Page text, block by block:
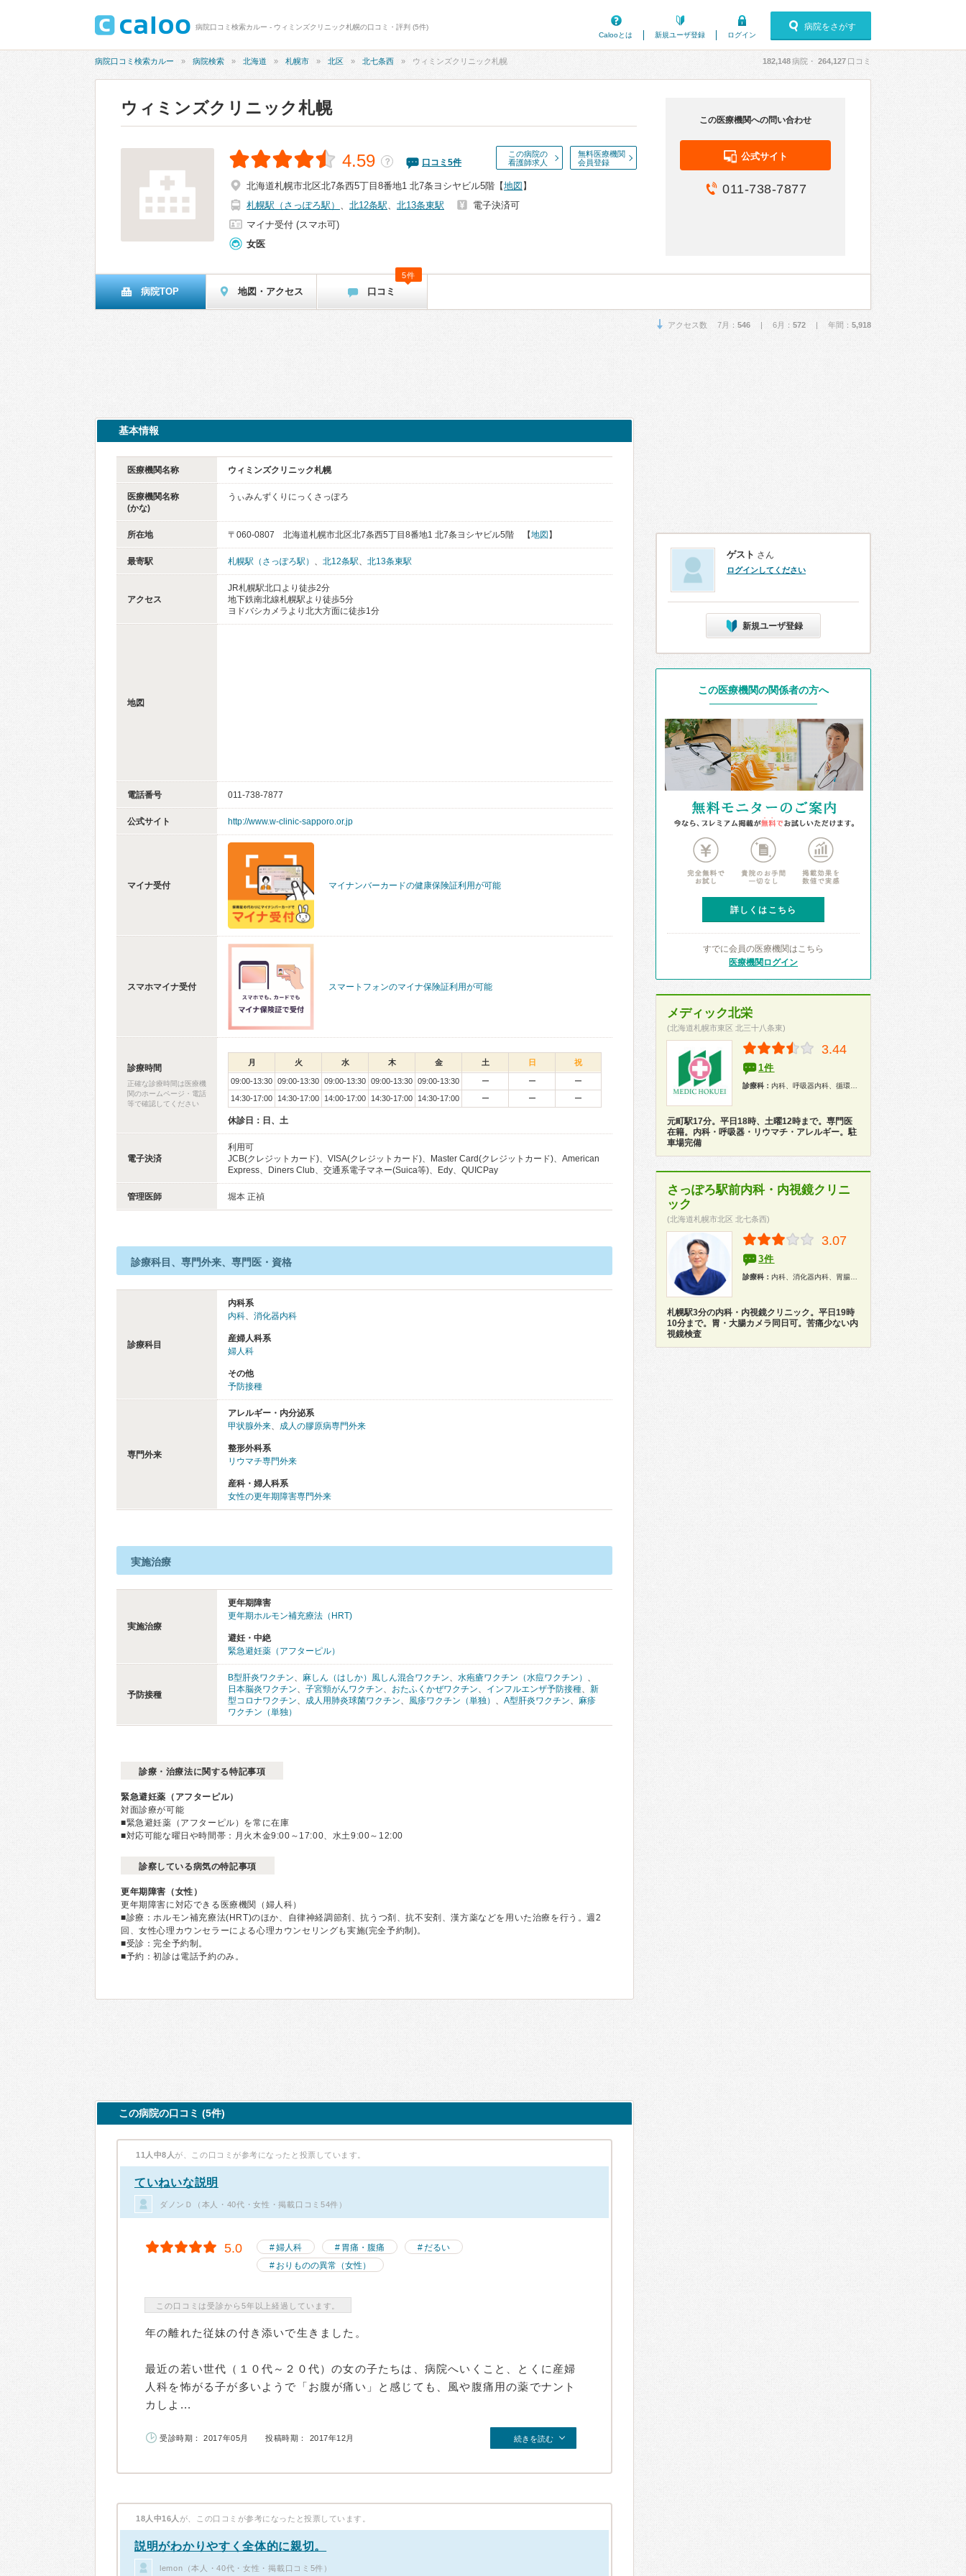
病院口コミ検索カルー - ウィミンズクリニック札幌の口コミ・評判 (5件)
Calooとは
新規ユーザ登録 ログイン
病院をさがす
病院口コミ検索カルー 病院検索 北海道 札幌市 北区 北七条西 ウィミンズクリニック札幌 182,148病院・ 264,127 口コミ
ウィミンズクリニック札幌
この病院の
看護師求人
無料医療機関
会員登録
4.59 ？ 口コミ 5件
北海道札幌市北区北7条西5丁目8番地1 北7条ヨシヤビル5階 【地図 】
札幌駅（さっぽろ駅） 、 北12条駅、 北13条東駅
電子決済可
マイナ受付 (スマホ可)
女医
この医療機関への問い合わせ
公式サイト
011-738-7877
病院TOP 地図・アクセス 口コミ
5件
アクセス数 7月： 546 | 6月： 572 | 年間： 5,918
基本情報
医療機関名称 ウィミンズクリニック札幌
医療機関名称
(かな)
うぃみんずくりにっくさっぽろ
所在地 〒060-0807 北海道札幌市北区北7条西5丁目8番地1 北7条ヨシヤビル5階 【地図 】
最寄駅 札幌駅（さっぽろ駅） 、 北12条駅、 北13条東駅
アクセス
JR札幌駅北口より徒歩2分
地下鉄南北線札幌駅より徒歩5分
ヨドバシカメラより北大方面に徒歩1分
地図
電話番号 011-738-7877
公式サイト http://www.w-clinic-sapporo.or.jp
マイナ受付 マイナンバーカードの健康保険証利用が可能
スマホマイナ受付 スマートフォンのマイナ保険証利用が可能
診療時間
正確な診療時間は医療機
関のホームページ・電話
等で確認してください
月 火 水 木 金 土 日 祝
09:00-13:30 09:00-13:30 09:00-13:30 09:00-13:30 09:00-13:30 ー ー
ー
14:30-17:00
14:30-17:00 14:00-17:00 14:30-17:00 14:30-17:00 ー ー ー
休診日：日、土
電子決済
利用可
JCB(クレジットカード)、VISA(クレジットカード)、Master Card(クレジットカード)、American
Express、Diners Club、交通系電子マネー(Suica等)、Edy、QUICPay
管理医師 堀本 正禎
診療科目、専門外来、専門医・資格
診療科目
内科系
内科、 消化器内科
産婦人科系
婦人科
その他
予防接種
専門外来
アレルギー・内分泌系
甲状腺外来、 成人の膠原病専門外来
整形外科系
リウマチ専門外来
産科・婦人科系
女性の更年期障害専門外来
実施治療
実施治療
更年期障害
更年期ホルモン補充療法（HRT)
避妊・中絶
緊急避妊薬（アフターピル）
予防接種
B型肝炎ワクチン、 麻しん（はしか）風しん混合ワクチン、 水疱瘡ワクチン（水痘ワクチン） 、
日本脳炎ワクチン、 子宮頸がんワクチン、 おたふくかぜワクチン、 インフルエンザ予防接種、 新
型コロナワクチン、 成人用肺炎球菌ワクチン、 風疹ワクチン（単独） 、 A型肝炎ワクチン、 麻疹
ワクチン（単独）
診療・治療法に関する特記事項
緊急避妊薬（アフターピル）
対面診療が可能
■緊急避妊薬（アフターピル）を常に在庫
■対応可能な曜日や時間帯：月火木金9:00～17:00、水土9:00～12:00
診察している病気の特記事項
更年期障害（女性）
更年期障害に対応できる医療機関（婦人科）
■診療：ホルモン補充療法(HRT)のほか、自律神経調節剤、抗うつ剤、抗不安剤、漢方薬などを用いた治療を行う。週2
回、女性心理カウンセラーによる心理カウンセリングも実施(完全予約制)。
■受診：完全予約制。
■予約：初診は電話予約のみ。
この病院の口コミ (5件)
11人中8人 が、この口コミが参考になったと投票しています。
ていねいな説明
ダノンＤ（本人・40代・女性・掲載口コミ54件）
5.0 婦人科 胃痛・腹痛
だるい
おりものの異常（女性）
この口コミは受診から5年以上経過しています。
年の離れた従妹の付き添いで生きました。
最近の若い世代（１０代～２０代）の女の子たちは、病院へいくこと、とくに産婦
人科を怖がる子が多いようで「お腹が痛い」と感じても、風や腹痛用の薬でナント
カしよ...
受診時期： 2017年05月 投稿時期： 2017年12月 続きを読む
18人中16人 が、この口コミが参考になったと投票しています。
説明がわかりやすく全体的に親切。
lemon（本人・40代・女性・掲載口コミ5件）
ゲスト さん
ログインしてください
新規ユーザ登録
この医療機関の関係者の方へ
詳しくはこちら
すでに会員の医療機関はこちら
医療機関ログイン
メディック北栄
(北海道札幌市東区 北三十八条東)
3.44
1件
診療科： 内科、呼吸器内科、循環器内科、消化器内科、リウマチ科、アレルギー科
元町駅17分。平日18時、土曜12時まで。専門医
在籍。内科・呼吸器・リウマチ・アレルギー。駐
車場完備
さっぽろ駅前内科・内視鏡クリニ
ック
(北海道札幌市北区 北七条西)
3.07
3件
診療科： 内科、消化器内科、胃腸科、内視鏡
札幌駅3分の内科・内視鏡クリニック。平日19時
10分まで。胃・大腸カメラ同日可。苦痛少ない内
視鏡検査